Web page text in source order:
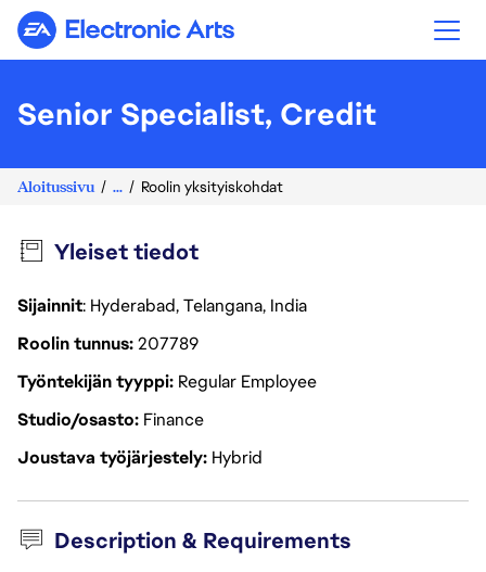
Electronic Arts
Senior Specialist, Credit
Aloitussivu ... Roolin yksityiskohdat
Yleiset tiedot
Sijainnit: Hyderabad, Telangana, India
Roolin tunnus207789
Työntekijän tyyppi Regular Employee
Studio/osasto Finance
Joustava työjärjestely Hybrid
Description & Requirements